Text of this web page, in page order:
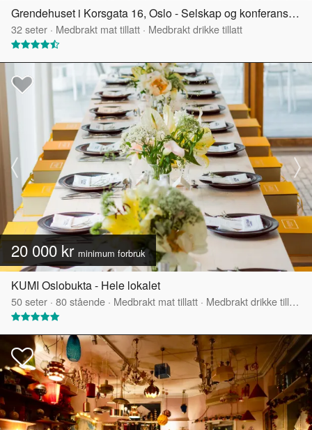
Grendehuset i Korsgata 16, Oslo - Selskap og konferanselokale
32seter · Medbrakt mat tillatt · Medbrakt drikke tillatt
20 000 kr minimum forbruk
KUMI Oslobukta - Hele lokalet
50seter · 80stående · Medbrakt mat tillatt · Medbrakt drikke tillatt